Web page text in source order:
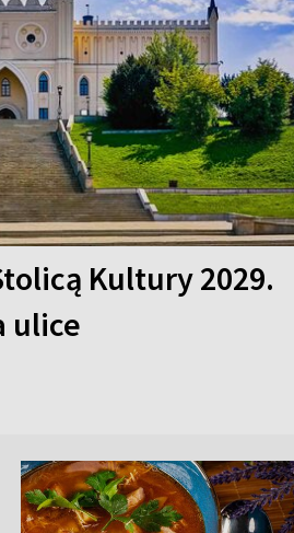
Kultury 2029.
ulice